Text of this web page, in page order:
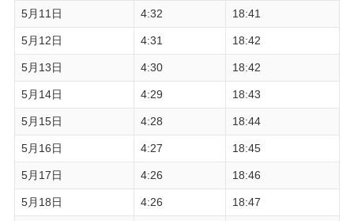
5月11日 4:32 18:41
5月12日 4:31 18:42
5月13日 4:30 18:42
5月14日 4:29 18:43
5月15日 4:28 18:44
5月16日 4:27 18:45
5月17日 4:26 18:46
5月18日 4:26 18:47